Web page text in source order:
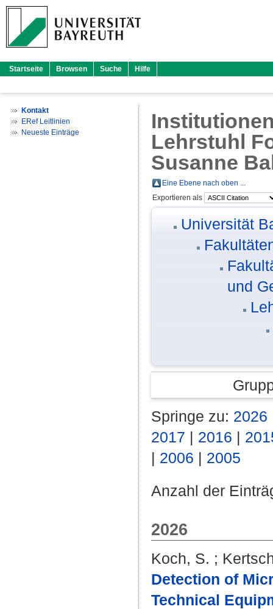
Startseite Browsen Suche Hilfe
Kontakt
ERef Leitlinien
Neueste Einträge
Lehrstuhl
Susanne
Eine Ebene nach oben ...
Exportieren als
Universität
und
Springe zu: 2026
2017 | 2016 |
| 2006 | 2005
Anzahl der
2026
Koch, S. ;
Detection of
Technical